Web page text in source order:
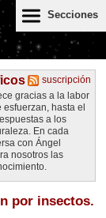
Secciones
suscripción
gracias a la labor
hasta el
a los
En cada
con Ángel
nosotros las
por insectos.